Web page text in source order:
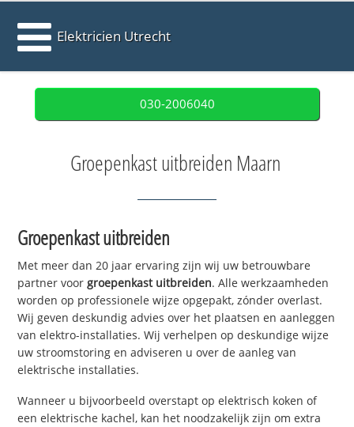
Elektricien Utrecht
030-2006040
Groepenkast uitbreiden Maarn
Groepenkast uitbreiden
Met meer dan 20 jaar ervaring zijn wij uw betrouwbare
partner voorgroepenkast uitbreiden. Alle werkzaamheden
worden op professionele wijze opgepakt, zónder overlast.
Wij geven deskundig advies over het plaatsen en aanleggen
van elektro-installaties. Wij verhelpen op deskundige wijze
uw stroomstoring en adviseren u over de aanleg van
elektrische installaties.
Wanneer u bijvoorbeeld overstapt op elektrisch koken of
een elektrische kachel, kan het noodzakelijk zijn om extra